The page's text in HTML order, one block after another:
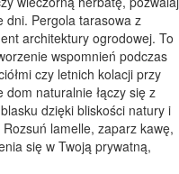
dni. Pergola tarasowa z
architektury ogrodowej. To
wspomnień podczas
czy letnich kolacji przy
naturalnie łączy się z
dzięki bliskości natury i
lamelle, zaparz kawę,
się w Twoją prywatną,